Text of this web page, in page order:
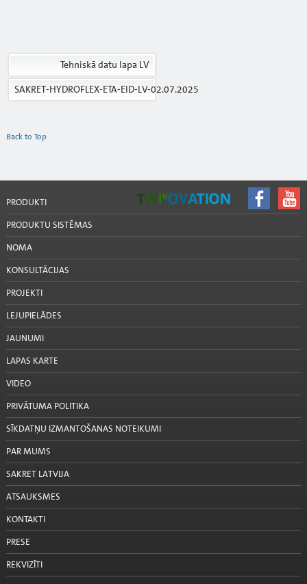
Tehniskā datu lapa LV
SAKRET-HYDROFLEX-ETA-EID-LV-02.07.2025
Back to Top
PRODUKTI
PRODUKTU SISTĒMAS
NOMA
KONSULTĀCIJAS
PROJEKTI
LEJUPIELĀDES
JAUNUMI
LAPAS KARTE
VIDEO
PRIVĀTUMA POLITIKA
SĪKDATŅU IZMANTOŠANAS NOTEIKUMI
PAR MUMS
SAKRET LATVIJA
ATSAUKSMES
KONTAKTI
PRESE
REKVIZĪTI